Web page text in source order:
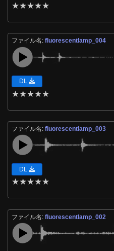
★★★★★
ファイル名:fluorescentlamp_004
DL
★★★★★
ファイル名:fluorescentlamp_003
DL
★★★★★
ファイル名:fluorescentlamp_002